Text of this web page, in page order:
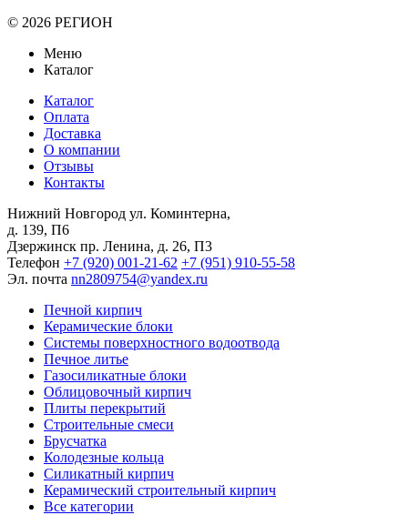
© 2026 РЕГИОН
Меню
Каталог
Каталог
Оплата
Доставка
О компании
Отзывы
Контакты
Нижний Новгород ул. Коминтерна,
д. 139, П6
Дзержинск пр. Ленина, д. 26, П3
Телефон +7 (920) 001-21-62 +7 (951) 910-55-58
Эл. почта nn2809754@yandex.ru
Печной кирпич
Керамические блоки
Системы поверхностного водоотвода
Печное литье
Газосиликатные блоки
Облицовочный кирпич
Плиты перекрытий
Строительные смеси
Брусчатка
Колодезные кольца
Силикатный кирпич
Керамический строительный кирпич
Все категории